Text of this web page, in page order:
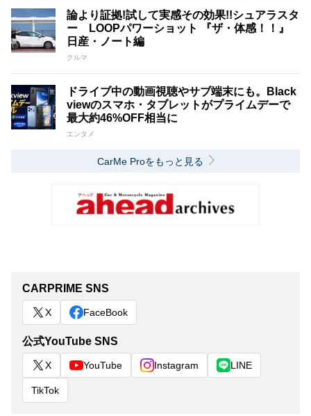
論より証拠!試して実感その効果!!シュアラスタ
ー LOOPパワーショット 『ザ・体感！！』
日産・ノート編
クルマ
ドライブ中の動画視聴やサブ端末にも。Black
viewのスマホ・タブレットがプライムデーで
最大約46%OFF相当に
エンタメ
CarMe Proをもっと見る
CARPRIME SNS
X FaceBook
公式YouTube SNS
X YouTube Instagram LINE
TikTok